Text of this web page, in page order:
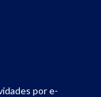
por e-